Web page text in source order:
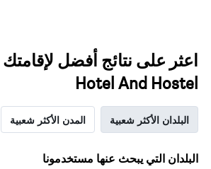
Hotel And Hostel
البلدان الأكثر شعبية المدن الأكثر شعبية
البلدان التي يبحث عنها مستخدمونا